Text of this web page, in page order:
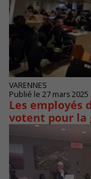
VARENNES
Publié le 27 mars 2025
Les employés
votent pour la